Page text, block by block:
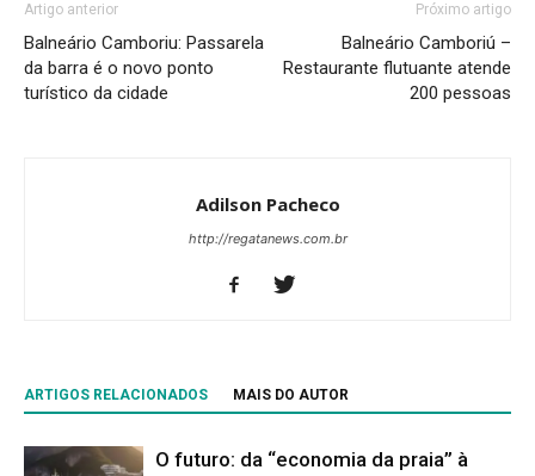
Artigo anterior
Balneário Camboriu: Passarela
da barra é o novo ponto
turístico da cidade
Próximo artigo
Balneário Camboriú –
Restaurante flutuante atende
200 pessoas
Adilson Pacheco
http://regatanews.com.br
ARTIGOS RELACIONADOS MAIS DO AUTOR
O futuro: da “economia da praia” à